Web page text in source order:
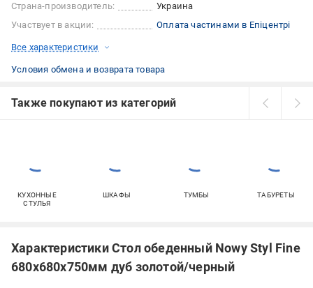
Страна-производитель:
Украина
Участвует в акции:
Оплата частинами в Епіцентрі
Все характеристики
Условия обмена и возврата товара
Также покупают из категорий
КУХОННЫЕ
СТУЛЬЯ
ШКАФЫ ТУМБЫ ТАБУРЕТЫ
Характеристики Стол обеденный Nowy Styl Fine
680x680x750мм дуб золотой/черный